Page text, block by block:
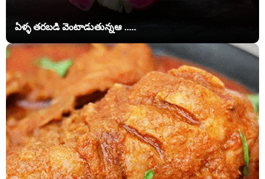
ఏళ్ళ తరబడి వెంటాడుతున్నఆ .....